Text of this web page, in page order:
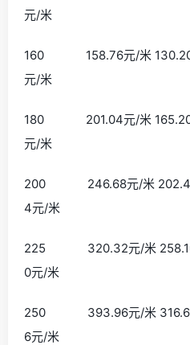
元/米
160 158.76元/米 130.20
元/米
180 201.04元/米 165.20
元/米
200 246.68元/米 202.44
4元/米
225 320.32元/米 258.16
0元/米
250 393.96元/米 316.68
6元/米